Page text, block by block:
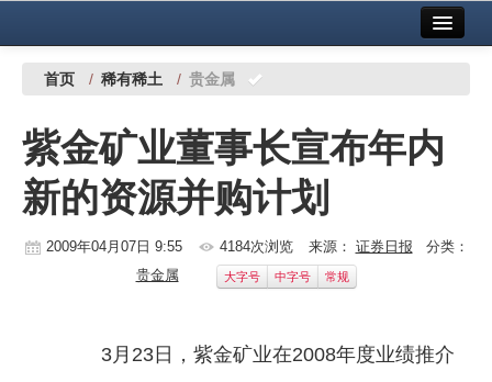
中国有色金属报社主办 广告服务
铜镍铅锌
铝
稀有稀土
首页 / 稀有稀土 / 贵金属
紫金矿业董事长宣布年内
新的资源并购计划
2009年04月07日 9:55 4184次浏览 来源： 证券日报 分类：
贵金属
大字号 中字号 常规
3月23日，紫金矿业在2008年度业绩推介